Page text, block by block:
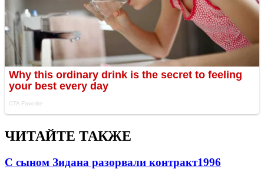
ЧИТАЙТЕ ТАКЖЕ
С сыном Зидана разорвали контракт1996